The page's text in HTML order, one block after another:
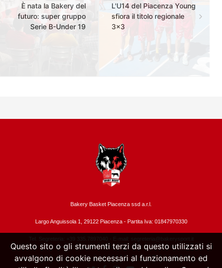
È nata la Bakery del
futuro: super gruppo
Serie B-Under 19
L'U14 del Piacenza Young
sfiora il titolo regionale
3x3
Bakery Basket Piacenza ssd a.r.l.
Largo Anguissola 1, 29122 Piacenza - Partita Iva: 01847970330
Tel. Segreteria: +39 335.7897040 - E-mail: segreteria@bakerysport.it
Questo sito o gli strumenti terzi da questo utilizzati si
avvalgono di cookie necessari al funzionamento ed